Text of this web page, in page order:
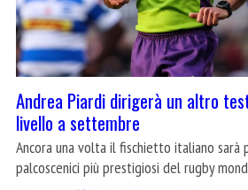
Andrea Piardi dirigerà un altro
livello a settembre
Ancora una volta il fischietto italiano sarà
palcoscenici più prestigiosi del rugby